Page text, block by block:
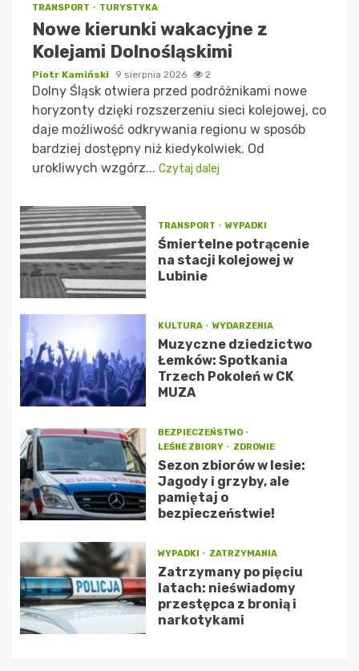
TRANSPORT TURYSTYKA
Nowe kierunki wakacyjne z
Kolejami Dolnośląskimi
Piotr Kamiński 9 sierpnia 2026 2
Dolny Śląsk otwiera przed podróżnikami nowe
horyzonty dzięki rozszerzeniu sieci kolejowej, co
daje możliwość odkrywania regionu w sposób
bardziej dostępny niż kiedykolwiek. Od
urokliwych wzgórz... Czytaj dalej
TRANSPORT WYPADKI
Śmiertelne potrącenie
na stacji kolejowej w
Lubinie
KULTURA WYDARZENIA
Muzyczne dziedzictwo
Łemków: Spotkania
Trzech Pokoleń w CK
MUZA
BEZPIECZEŃSTWO
LEŚNE ZBIORY
ZDROWIE
Sezon zbiorów w lesie:
Jagody i grzyby, ale
pamiętaj o
bezpieczeństwie!
WYPADKI ZATRZYMANIA
Zatrzymany po pięciu
latach: nieświadomy
przestępca z bronią i
narkotykami